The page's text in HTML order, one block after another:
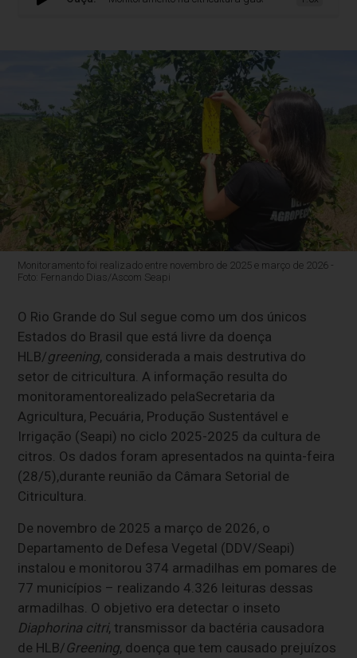
Monitoramento foi realizado entre novembro de 2025 e março de 2026 -
Foto: Fernando Dias/Ascom Seapi
O Rio Grande do Sul segue como um dos únicos
Estados do Brasil que está livre da doença
HLB/greening, considerada a mais destrutiva do
setor de citricultura. A informação resulta do
monitoramentorealizado pelaSecretaria da
Agricultura, Pecuária, Produção Sustentável e
Irrigação (Seapi) no ciclo 2025-2025 da cultura de
citros. Os dados foram apresentados na quinta-feira
(28/5),durante reunião da Câmara Setorial de
Citricultura.
De novembro de 2025 a março de 2026, o
Departamento de Defesa Vegetal (DDV/Seapi)
instalou e monitorou 374 armadilhas em pomares de
77 municípios – realizando 4.326 leituras dessas
armadilhas. O objetivo era detectar o inseto
Diaphorina citri, transmissor da bactéria causadora
de HLB/Greening, doença que tem causado prejuízos